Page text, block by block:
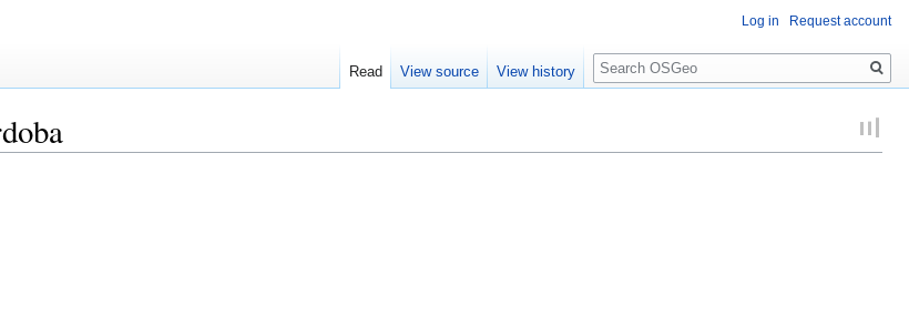
Log in Request account
Read View source View history
Search